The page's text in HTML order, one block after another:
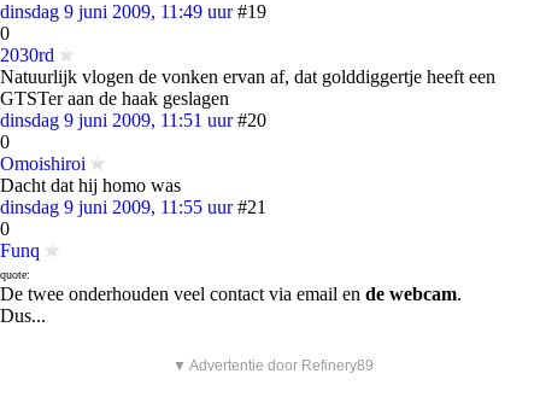
dinsdag 9 juni 2009, 11:49 uur #19
0
2030rd
Natuurlijk vlogen de vonken ervan af, dat golddiggertje heeft een
GTSTer aan de haak geslagen
dinsdag 9 juni 2009, 11:51 uur #20
0
Omoishiroi
Dacht dat hij homo was
dinsdag 9 juni 2009, 11:55 uur #21
0
Funq
quote:
De twee onderhouden veel contact via email en de webcam.
Dus...
▼ Advertentie door Refinery89